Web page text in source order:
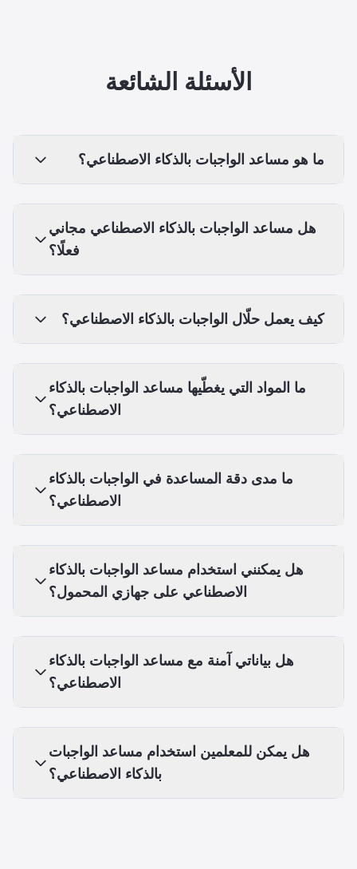
الأسئلة الشائعة
ما هو مساعد الواجبات بالذكاء الاصطناعي؟
هل مساعد الواجبات بالذكاء الاصطناعي مجاني
فعلًا؟
كيف يعمل حلّال الواجبات بالذكاء الاصطناعي؟
ما المواد التي يغطّيها مساعد الواجبات بالذكاء
الاصطناعي؟
ما مدى دقة المساعدة في الواجبات بالذكاء
الاصطناعي؟
هل يمكنني استخدام مساعد الواجبات بالذكاء
الاصطناعي على جهازي المحمول؟
هل بياناتي آمنة مع مساعد الواجبات بالذكاء
الاصطناعي؟
هل يمكن للمعلمين استخدام مساعد الواجبات
بالذكاء الاصطناعي؟